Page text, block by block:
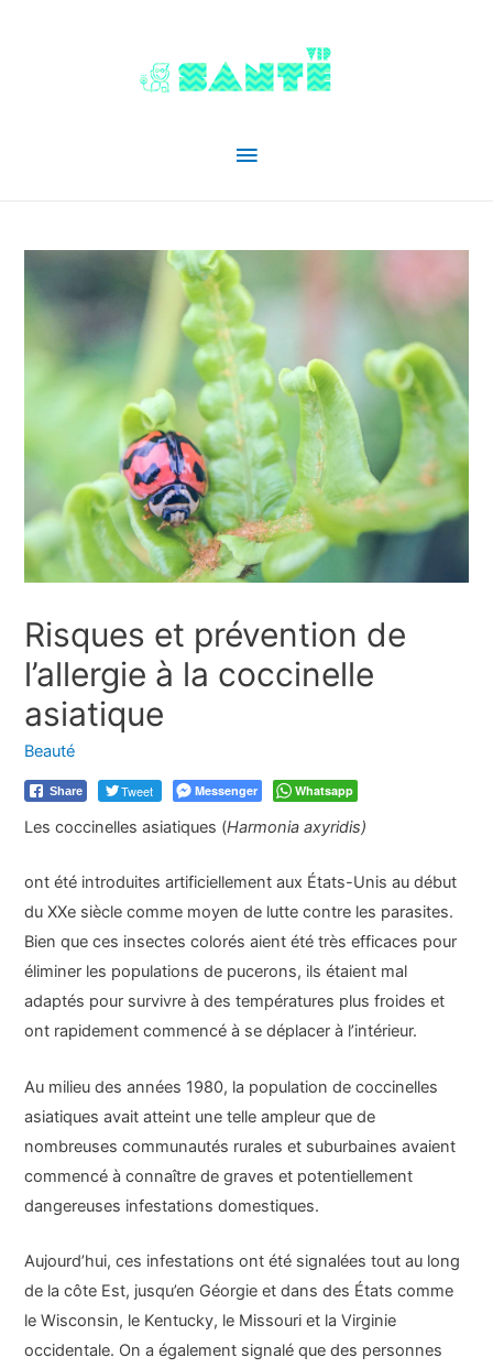
Menu
Risques et prévention de
l’allergie à la coccinelle
asiatique
Beauté
Share Tweet Messenger Whatsapp
Les coccinelles asiatiques (Harmonia axyridis)
ont été introduites artificiellement aux États-Unis au début
du XXe siècle comme moyen de lutte contre les parasites.
Bien que ces insectes colorés aient été très efficaces pour
éliminer les populations de pucerons, ils étaient mal
adaptés pour survivre à des températures plus froides et
ont rapidement commencé à se déplacer à l’intérieur.
Au milieu des années 1980, la population de coccinelles
asiatiques avait atteint une telle ampleur que de
nombreuses communautés rurales et suburbaines avaient
commencé à connaître de graves et potentiellement
dangereuses infestations domestiques.
Aujourd’hui, ces infestations ont été signalées tout au long
de la côte Est, jusqu’en Géorgie et dans des États comme
le Wisconsin, le Kentucky, le Missouri et la Virginie
occidentale. On a également signalé que des personnes